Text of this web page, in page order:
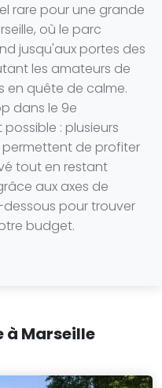
rare pour une grande
où le parc
jusqu'aux portes des
les amateurs de
en quête de calme.
dans le 9e
: plusieurs
de profiter
tout en restant
aux axes de
pour trouver
budget.
à Marseille